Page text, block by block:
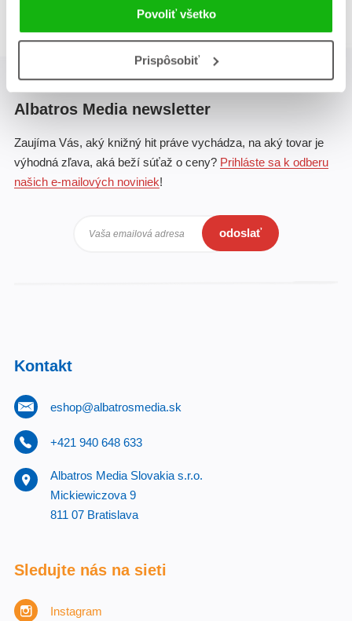
Povoliť všetko
Prispôsobiť
Albatros Media newsletter
Zaujíma Vás, aký knižný hit práve vychádza, na aký tovar je
výhodná zľava, aká beží súťaž o ceny? Prihláste sa k odberu
našich e-mailových noviniek!
Vaša emailová adresa odoslať
Kontakt
eshop@albatrosmedia.sk
+421 940 648 633
Albatros Media Slovakia s.r.o.
Mickiewiczova 9
811 07 Bratislava
Sledujte nás na sieti
Instagram